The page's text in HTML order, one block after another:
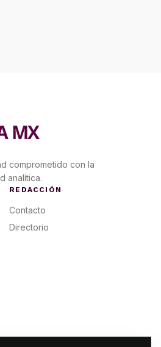
MX
comprometido con la
analítica.
REDACCIÓN
Contacto
Directorio